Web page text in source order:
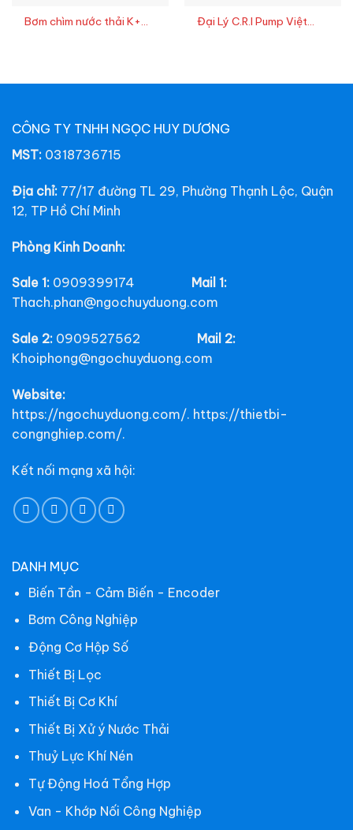
Bơm chìm nước thải K+
Đại Lý C.R.I Pump Việt
CÔNG TY TNHH NGỌC HUY DƯƠNG
MST: 0318736715
Địa chỉ: 77/17 đường TL 29, Phường Thạnh Lộc, Quận
12, TP Hồ Chí Minh
Phòng Kinh Doanh:
Sale 1: 0909399174 Mail 1:
Thach.phan@ngochuyduong.com
Sale 2: 0909527562 Mail 2:
Khoiphong@ngochuyduong.com
Website:
https://ngochuyduong.com/. https://thietbi-
congnghiep.com/.
Kết nối mạng xã hội:
DANH MỤC
Biến Tần - Cảm Biến - Encoder
Bơm Công Nghiệp
Động Cơ Hộp Số
Thiết Bị Lọc
Thiết Bị Cơ Khí
Thiết Bị Xử ý Nước Thải
Thuỷ Lực Khí Nén
Tự Động Hoá Tổng Hợp
Van - Khớp Nối Công Nghiệp